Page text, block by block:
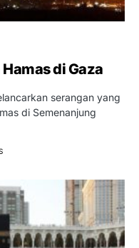
di Gaza
serangan yang
di Semenanjung